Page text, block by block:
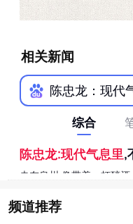
相关新闻
频道推荐